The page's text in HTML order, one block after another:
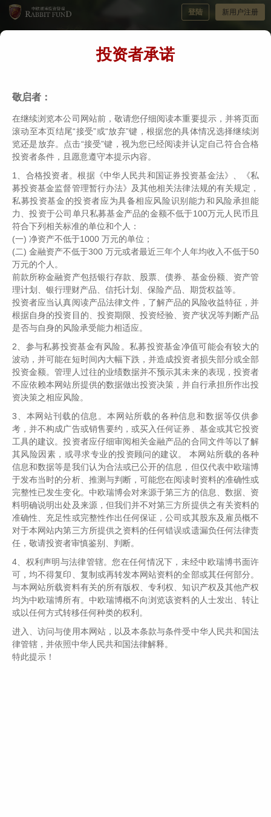
登陆 新用户注册
19年 200亿
伟志思考
始于2011年，吴伟志的第 167 篇每月投资思考，与您分享
08 / 2026
伟志思考：这一轮科技硬件公司的下跌，是牛市中的调
整还是泡沫破灭？
让我们亏钱最多的投资操作，就是在行业景气高点去买入持有
那些周期成长股！...
07/ 2026
伟志思考：究竟是超级景气周期还是史诗级大泡沫
三季度，市场大概率会从科技领涨一花独秀向百花齐放发展，
从科技牛市向全面牛市发展。...
06/ 2026
伟志思考：虹吸行情还能持续多久？每一轮泡沫高潮的
剧本都是类似的
通往成功发财的路总是冷冷清清，通往灾难的道路总是非常的
拥挤！...
...
投资者承诺
敬启者：
在继续浏览本公司网站前，敬请您仔细阅读本重要提示，并将页面
滚动至本页结尾“接受”或“放弃”键，根据您的具体情况选择继续浏
览还是放弃。点击“接受”键，视为您已经阅读并认定自己符合合格
投资者条件，且愿意遵守本提示内容。
1、合格投资者。根据《中华人民共和国证券投资基金法》、《私
募投资基金监督管理暂行办法》及其他相关法律法规的有关规定，
私募投资基金的投资者应为具备相应风险识别能力和风险承担能
力、投资于公司单只私募基金产品的金额不低于100万元人民币且
符合下列相关标准的单位和个人：
(一) 净资产不低于1000 万元的单位；
(二) 金融资产不低于300 万元或者最近三年个人年均收入不低于50
万元的个人。
前款所称金融资产包括银行存款、股票、债券、基金份额、资产管
理计划、银行理财产品、信托计划、保险产品、期货权益等。
投资者应当认真阅读产品法律文件，了解产品的风险收益特征，并
根据自身的投资目的、投资期限、投资经验、资产状况等判断产品
是否与自身的风险承受能力相适应。
2、参与私募投资基金有风险。私募投资基金净值可能会有较大的
波动，并可能在短时间內大幅下跌，并造成投资者损失部分或全部
投资金额。管理人过往的业绩数据并不预示其未来的表现，投资者
不应依赖本网站所提供的数据做出投资决策，并自行承担所作出投
资决策之相应风险。
3、本网站刊载的信息。本网站所载的各种信息和数据等仅供参
考，并不构成广告或销售要约，或买入任何证券、基金或其它投资
工具的建议。投资者应仔细审阅相关金融产品的合同文件等以了解
其风险因素，或寻求专业的投资顾问的建议。 本网站所载的各种
信息和数据等是我们认为合法或已公开的信息，但仅代表中欧瑞博
于发布当时的分析、推测与判断，可能您在阅读时资料的准确性或
完整性已发生变化。中欧瑞博会对来源于第三方的信息、数据、资
料明确说明出处及来源，但我们并不对第三方所提供之有关资料的
准确性、充足性或完整性作出任何保证，公司或其股东及雇员概不
对于本网站内第三方所提供之资料的任何错误或遗漏负任何法律责
任，敬请投资者审慎鉴别、判断。
4、权利声明与法律管辖。您在任何情况下，未经中欧瑞博书面许
可，均不得复印、复制或再转发本网站资料的全部或其任何部分。
与本网站所载资料有关的所有版权、专利权、知识产权及其他产权
均为中欧瑞博所有。中欧瑞博概不向浏览该资料的人士发出、转让
或以任何方式转移任何种类的权利。
进入、访问与使用本网站，以及本条款与条件受中华人民共和国法
律管辖，并依照中华人民共和国法律解释。
特此提示！